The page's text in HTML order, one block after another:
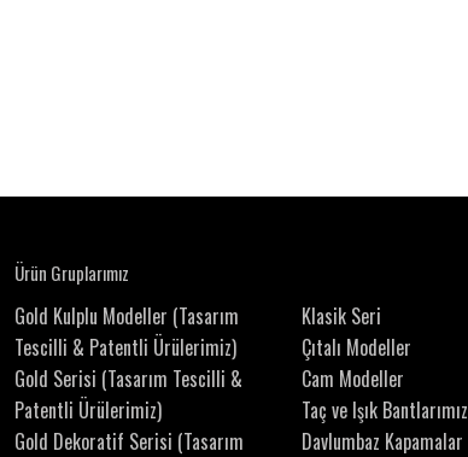
Ürün Gruplarımız
Gold Kulplu Modeller (Tasarım
Tescilli & Patentli Ürülerimiz)
Gold Serisi (Tasarım Tescilli &
Patentli Ürülerimiz)
Gold Dekoratif Serisi (Tasarım
Klasik Seri
Çıtalı Modeller
Cam Modeller
Taç ve Işık Bantlarımız
Davlumbaz Kapamalar